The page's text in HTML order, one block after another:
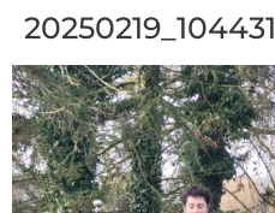
20250219_104431